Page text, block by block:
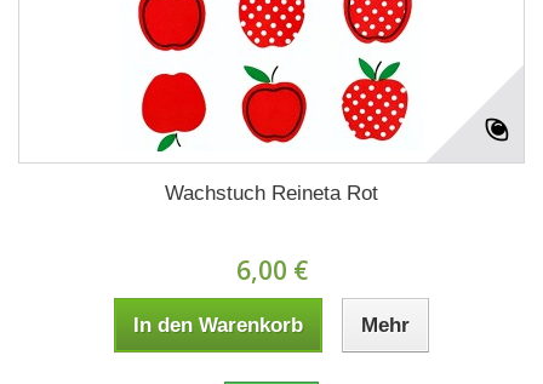
Wachstuch Reineta Rot
6,00 €
In den Warenkorb Mehr